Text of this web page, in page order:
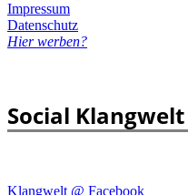
Impressum
Datenschutz
Hier werben?
Social Klangwelt
Klangwelt @ Facebook